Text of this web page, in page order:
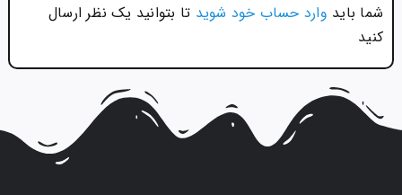
شما باید وارد حساب خود شوید تا بتوانید یک نظر ارسال
کنید